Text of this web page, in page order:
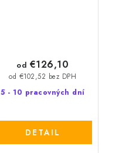
5 - 10 pracovných dní
od €102,52 bez DPH
od €126,10
DETAIL